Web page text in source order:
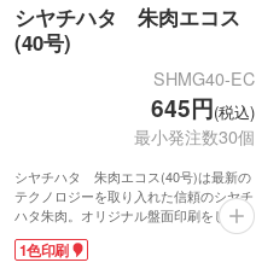
シヤチハタ 朱肉エコス
(40号)
SHMG40-EC
645円(税込)
最小発注数30個
シヤチハタ 朱肉エコス(40号)は最新の
テクノロジーを取り入れた信頼のシヤチ
ハタ朱肉。オリジナル盤面印刷をして印
象に深く残る朱肉を製作できます。
インキの顔料粒子を分散させる技術で、
1色印刷